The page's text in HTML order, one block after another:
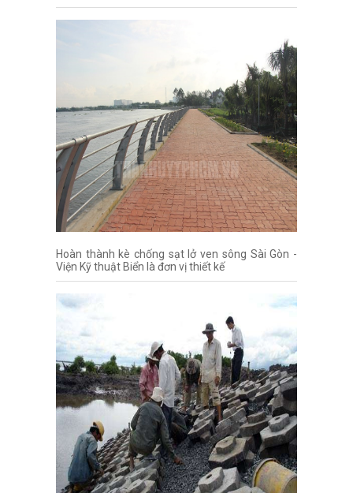
Hoàn thành kè chống sạt lở ven sông Sài Gòn -
Viện Kỹ thuật Biển là đơn vị thiết kế